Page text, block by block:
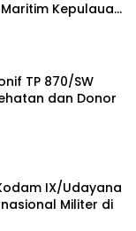
Kepulauan
TP 870/SW
dan Donor
IX/Udayana
Militer di